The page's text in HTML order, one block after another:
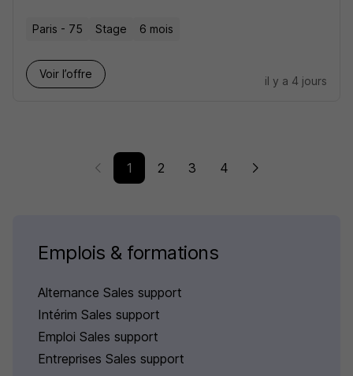
Paris - 75 Stage 6 mois
Voir l’offre
il y a 4 jours
1 2 3 4
Emplois & formations
Alternance Sales support
Intérim Sales support
Emploi Sales support
Entreprises Sales support